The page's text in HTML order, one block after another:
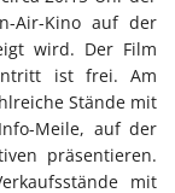
Air-Kino auf der
wird. Der Film
ist frei. Am
Stände mit
Meile, auf der
präsentieren.
mit